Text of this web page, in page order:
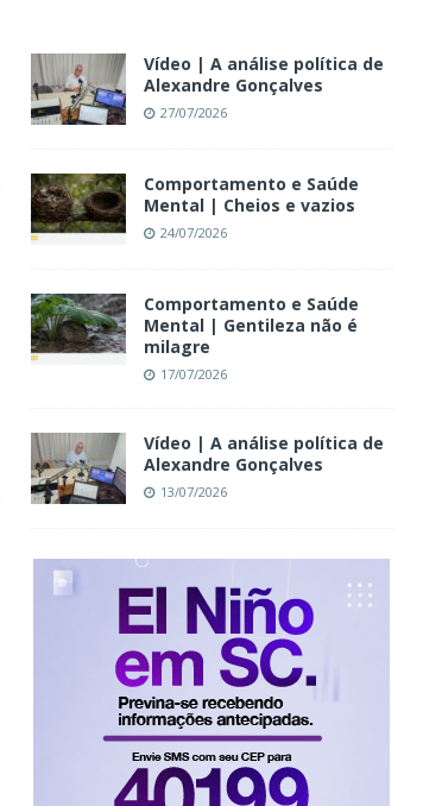
Vídeo | A análise política de
Alexandre Gonçalves
27/07/2026
Comportamento e Saúde
Mental | Cheios e vazios
24/07/2026
Comportamento e Saúde
Mental | Gentileza não é
milagre
17/07/2026
Vídeo | A análise política de
Alexandre Gonçalves
13/07/2026